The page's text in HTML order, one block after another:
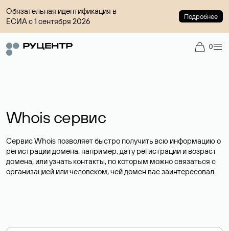
Обязательная идентификация в
ЕСИА с 1 сентября 2026
Подробнее
0
Whois сервис
Сервис Whois позволяет быстро получить всю информацию о
регистрации домена, например, дату регистрации и возраст
домена, или узнать контакты, по которым можно связаться с
организацией или человеком, чей домен вас заинтересовал.